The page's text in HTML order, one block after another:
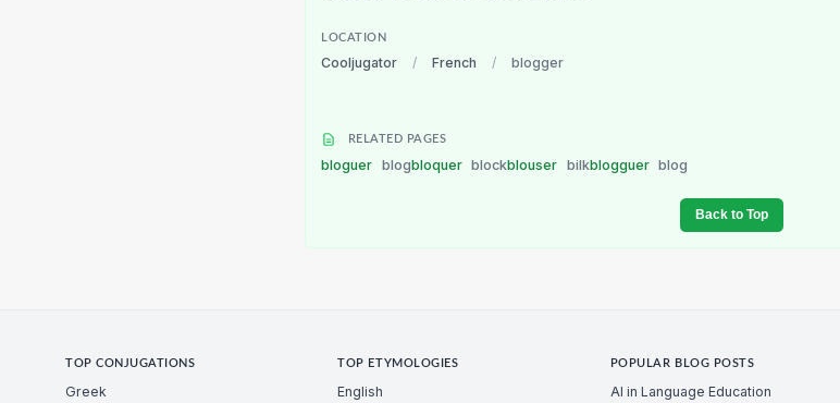
LOCATION
Cooljugator / French / blogger
RELATED PAGES
bloguer blogbloquer blockblouser bilkblogguer blog
Back to Top
TOP CONJUGATIONS
Greek
TOP ETYMOLOGIES
English
POPULAR BLOG POSTS
AI in Language Education